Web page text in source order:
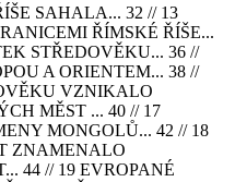
SAHALA... 32 // 13
ŘÍMSKÉ ŘÍŠE...
STŘEDOVĚKU... 36 //
A ORIENTEM... 38 //
VZNIKALO
MĚST ... 40 // 17
MONGOLŮ... 42 // 18
ZNAMENALO
44 // 19 EVROPANÉ